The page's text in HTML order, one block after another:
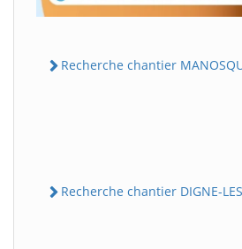
Recherche chantier
Recherche chantier DIGNE-